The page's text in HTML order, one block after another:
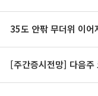
35도 안팎 무더위 이
[주간증시전망] 다음